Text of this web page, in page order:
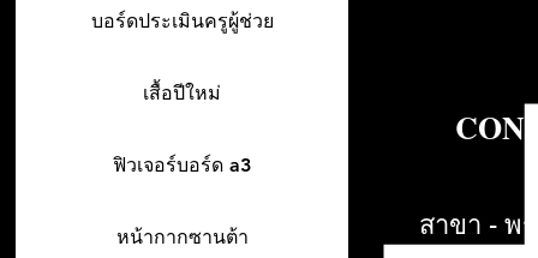
บอร์ดประเมินครูผู้ช่วย
เสื้อปีใหม่
ฟิวเจอร์บอร์ด a3
หน้ากากซานต้า สาขา - พ